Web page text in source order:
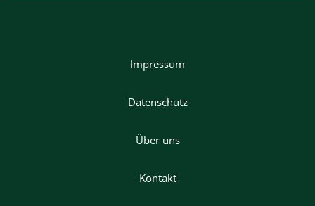
Impressum
Datenschutz
Über uns
Kontakt